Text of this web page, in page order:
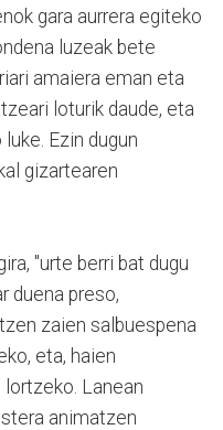
gara aurrera egiteko
luzeak bete
amaiera eman eta
loturik daude, eta
Ezin dugun
gizartearen
"urte berri bat dugu
duena preso,
zaien salbuespena
eta, haien
Lanean
animatzen